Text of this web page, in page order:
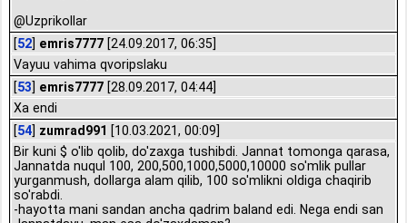
@Uzprikollar
[52] emris7777 [24.09.2017, 06:35]
Vayuu vahima qvoripslaku
[53] emris7777 [28.09.2017, 04:44]
Xa endi
[54] zumrad991 [10.03.2021, 00:09]
Bir kuni $ o'lib qolib, do'zaxga tushibdi. Jannat tomonga qarasa,
Jannatda nuqul 100, 200,500,1000,5000,10000 so'mlik pullar
yurganmush, dollarga alam qilib, 100 so'mlikni oldiga chaqirib
so'rabdi.
-hayotta mani sandan ancha qadrim baland edi. Nega endi san